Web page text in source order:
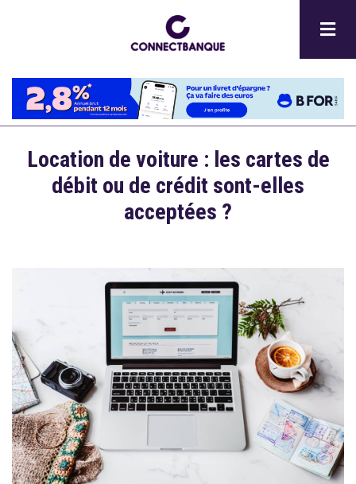
principal
Location de voiture : les cartes de
débit ou de crédit sont-elles
acceptées ?